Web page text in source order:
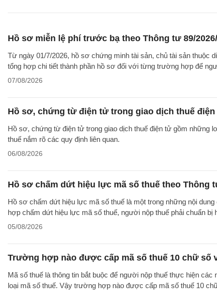
Hồ sơ miễn lệ phí trước bạ theo Thông tư 89/
Từ ngày 01/7/2026, hồ sơ chứng minh tài sản, chủ tài sản thuộc
tổng hợp chi tiết thành phần hồ sơ đối với từng trường hợp để
07/08/2026
Hồ sơ, chứng từ điện tử trong giao dịch thuế điện
Hồ sơ, chứng từ điện tử trong giao dịch thuế điện tử gồm những
thuế nắm rõ các quy định liên quan.
06/08/2026
Hồ sơ chấm dứt hiệu lực mã số thuế theo Thông
Hồ sơ chấm dứt hiệu lực mã số thuế là một trong những nội
hợp chấm dứt hiệu lực mã số thuế, người nộp thuế phải chuẩn bị
05/08/2026
Trường hợp nào được cấp mã số thuế 10 chữ số
Mã số thuế là thông tin bắt buộc để người nộp thuế thực hiện
loại mã số thuế. Vậy trường hợp nào được cấp mã số thuế 10